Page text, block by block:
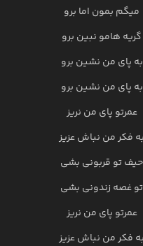
میگم بمون اما برو
گریه هامو نبین برو
به پای من نشین برو
به پای من نشین برو
عمرتو پای من نریز
فکر من نباش عزیز
حیف تو قربونی بشی
تو غصه زندونی بشی
عمرتو پای من نریز
فکر من نباش عزیز